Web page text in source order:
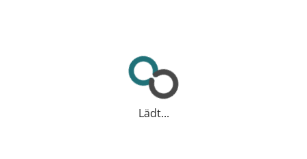
Lädt...